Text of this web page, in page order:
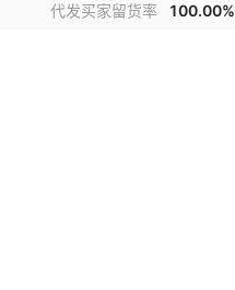
代发买家留货率 100.00%